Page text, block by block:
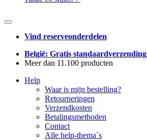
Vind reserveonderdelen
België: Gratis standaardverzending
Meer dan 11.100 producten
Help
Waar is mijn bestelling?
Retourneringen
Verzendkosten
Betalingsmethoden
Contact
Alle help-thema`s